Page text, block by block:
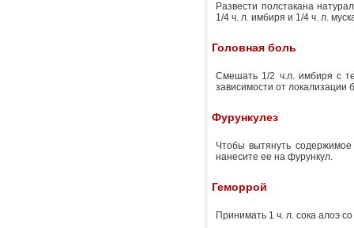
Развести полстакана
1/4 ч. л. имбиря и 1/4 ч. л.
Головная боль
Смешать 1/2 ч.л. имбиря с
зависимости от
Фурункулез
Чтобы вытянуть
нанесите ее на фурункул.
Геморрой
Принимать 1 ч. л. сока алоэ